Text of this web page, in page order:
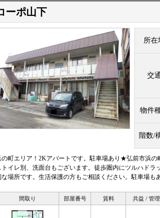
ーポ山下
所在
交通
物件
階数/
の町エリア！2Kアパートです。駐車場あり★弘前市浜
トイレ別、洗面台もございます。徒歩圏内にツルハド
な場所です。生活保護の方もご相談ください。駐車場も
間取り 部屋番号 賃料 共益 / 管